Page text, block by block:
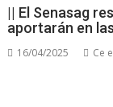
|| El Senasag
aportarán en
16/04/2025 Ce